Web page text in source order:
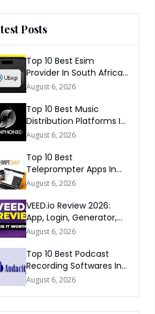
Posts
Top 10 Best Esim
Provider In South Africa
2026
August 6, 2026
Top 10 Best Music
Distribution Platforms In
The World 2026
August 6, 2026
Top 10 Best
Teleprompter Apps In
2026
August 6, 2026
VEED.io Review 2026:
App, Login, Generator,
Download, AI & FAQs
August 6, 2026
Top 10 Best Podcast
Recording Softwares In
2026
August 6, 2026